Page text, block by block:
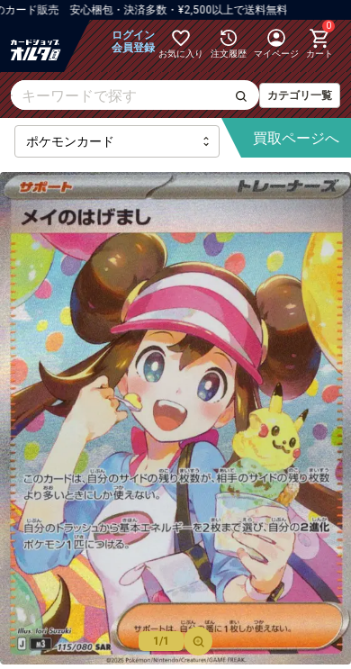
ド販売 安心梱包・決済多数・¥2,500以上で送料無料
ログイン
会員登録 お気に入り 注文履歴 マイページ
0
カート
カテゴリ一覧
[M6]ストームエメラルダ
【M】拡張パック
【M】ハイクラスパックなど
【M】構築デッキ
【M】プロモ
【SV】拡張パック
【SV】強化拡張パック
【SV】ハイクラスパックなど
【SV】構築デッキ
【SV】その他商品
買取ページへ
1/1